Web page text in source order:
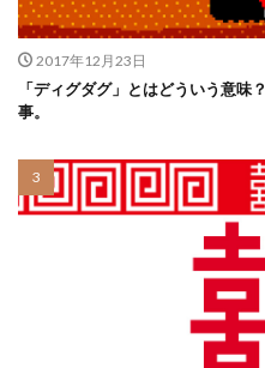
2017年12月23日
「ディグダグ」とはどういう意
事。